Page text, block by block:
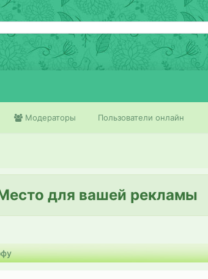
Модераторы Пользователи онлайн
для вашей рекламы